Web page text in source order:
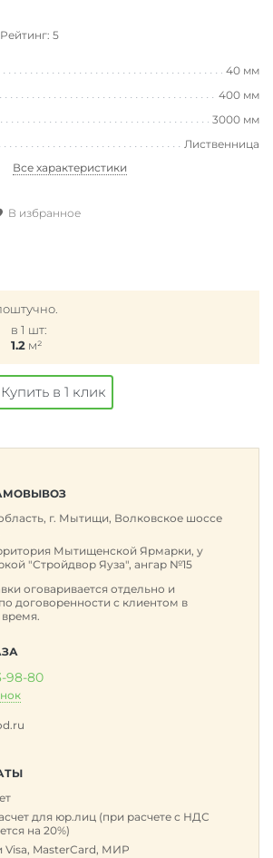
Рейтинг: 5
40 мм
400 мм
3000 мм
Лиственница
Все характеристики
В избранное
в 1 шт:
1.2 м²
Купить в 1 клик
г. Мытищи, Волковское шоссе
Мытищенской Ярмарки, у
"Стройдвор Яуза", ангар №15
оговаривается отдельно и
договоренности с клиентом в
98-80
для юр.лиц (при расчете с НДС
на 20%)
Visa, MasterCard, МИР